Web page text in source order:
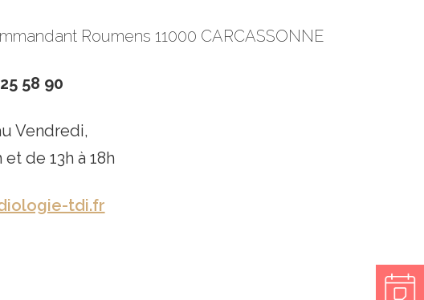
Roumens 11000 CARCASSONNE
58 90
Vendredi,
et de 13h à 18h
tdi.fr